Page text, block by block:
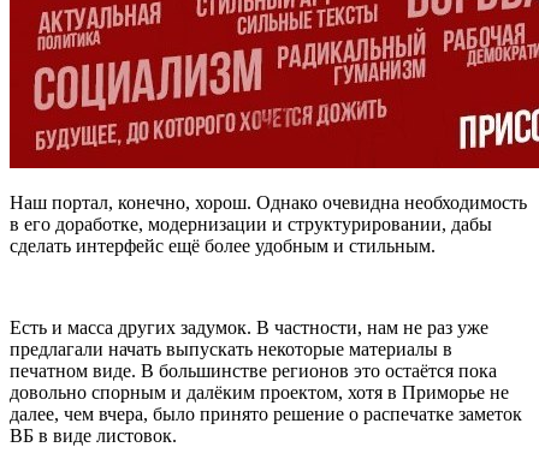
Наш портал, конечно, хорош. Однако очевидна необходимость
в его доработке, модернизации и структурировании, дабы
сделать интерфейс ещё более удобным и стильным.
Есть и масса других задумок. В частности, нам не раз уже
предлагали начать выпускать некоторые материалы в
печатном виде. В большинстве регионов это остаётся пока
довольно спорным и далёким проектом, хотя в Приморье не
далее, чем вчера, было принято решение о распечатке заметок
ВБ в виде листовок.